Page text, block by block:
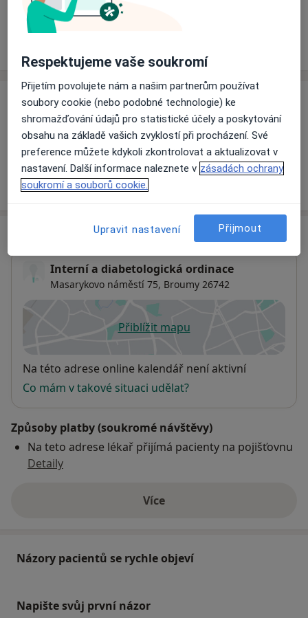
Ceník
Informace o službách a cenách nejsou k dispozici
Tento specialista ještě nepřidával žádné informace o
svých službách.
Interní a diabetologická ordinace
Masarykovo náměstí 75, Broumy 26742
Přiblížit mapuse otevře v nové záložce
Dostupnost
Na této adrese online kalendář není aktivní
Co mám v takové situaci udělat?
Způsoby platby (soukromé návštěvy)
Na teto adrese lékař přijímá pacienty na pojišťovnu
Detaily
Víceo adrese
Názory pacientů se rychle objeví
Napište svůj první názor
Respektujeme vaše soukromí
Přijetím povolujete nám a našim partnerům používat
soubory cookie (nebo podobné technologie) ke
shromažďování údajů pro statistické účely a poskytování
obsahu na základě vašich zvyklostí při procházení. Své
preference můžete kdykoli zkontrolovat a aktualizovat v
nastavení. Další informace naleznete v zásadách ochrany
soukromí a souborů cookie.
Upravit nastavení Přijmout